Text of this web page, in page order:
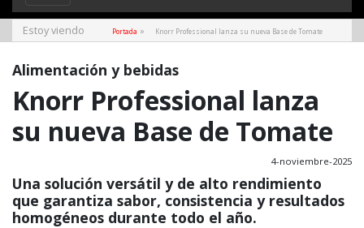
Estoy viendo Portada » Knorr Professional lanza su nueva Base de Tomate
Alimentación y bebidas
Knorr Professional lanza
su nueva Base de Tomate
4-noviembre-2025
Una solución versátil y de alto rendimiento
que garantiza sabor, consistencia y resultados
homogéneos durante todo el año.